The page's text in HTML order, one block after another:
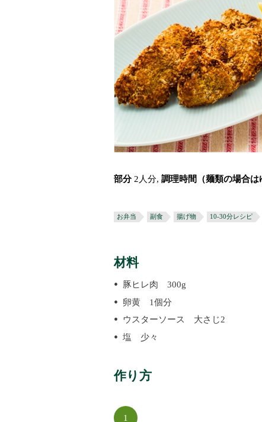
部分 2人分, 調理時間（麺類の場合は
お弁当 副食 揚げ物 10-30分レシピ
材料
豚ヒレ肉 300g
卵黄 1個分
ウスターソース 大さじ2
塩 少々
作り方
1